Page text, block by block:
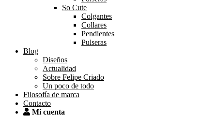
So Cute
Colgantes
Collares
Pendientes
Pulseras
Blog
Diseños
Actualidad
Sobre Felipe Criado
Un poco de todo
Filosofía de marca
Contacto
Mi cuenta